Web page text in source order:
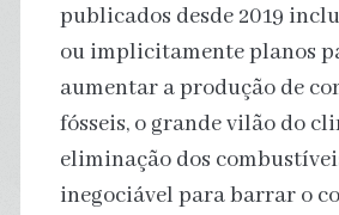
publicados desde 2019
ou implicitamente planos
aumentar a produção de
fósseis, o grande vilão do
eliminação dos
inegociável para barrar o